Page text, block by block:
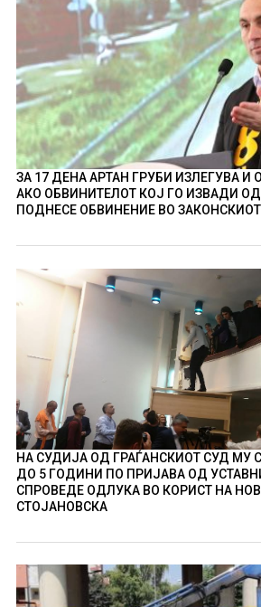
ЗА 17 ДЕНА АРТАН ГРУБИ ИЗЛЕГУВА И
АКО ОБВИНИТЕЛОТ КОЈ ГО ИЗВАДИ
ПОДНЕСЕ ОБВИНЕНИЕ ВО
НА СУДИЈА ОД ГРАЃАНСКИОТ СУД МУ
ДО 5 ГОДИНИ ПО ПРИЈАВА ОД
СПРОВЕДЕ ОДЛУКА ВО КОРИСТ НА
СТОЈАНОВСКА